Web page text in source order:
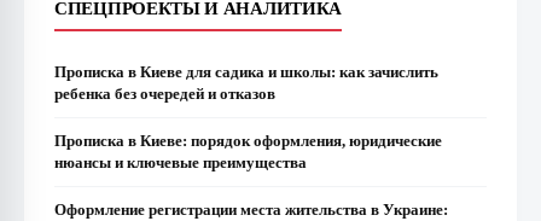
СПЕЦПРОЕКТЫ И АНАЛИТИКА
Прописка в Киеве для садика и школы: как зачислить
ребенка без очередей и отказов
Прописка в Киеве: порядок оформления, юридические
нюансы и ключевые преимущества
Оформление регистрации места жительства в Украине: